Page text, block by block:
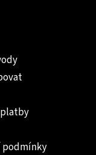
podmínky